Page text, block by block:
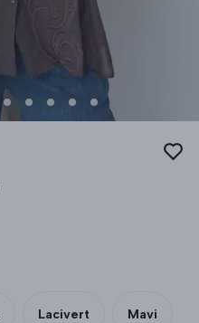
Lacivert Mavi